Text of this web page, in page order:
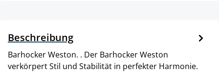
Beschreibung
Barhocker Weston. . Der Barhocker Weston
verkörpert Stil und Stabilität in perfekter Harmonie.